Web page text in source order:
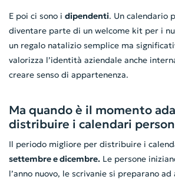
E poi ci sono i dipendenti. Un calendario
diventare parte di un welcome kit per i
un regalo natalizio semplice ma
valorizza l’identità aziendale anche
creare senso di appartenenza.
Ma quando è il momento
distribuire i calendari
Il periodo migliore per distribuire i
settembre e dicembre. Le persone
l’anno nuovo, le scrivanie si preparano ad